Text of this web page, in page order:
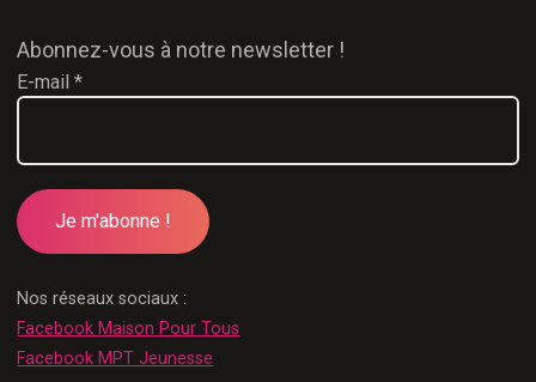
Abonnez-vous à notre newsletter !
E-mail*
Nos réseaux sociaux :
Facebook Maison Pour Tous
Facebook MPT Jeunesse